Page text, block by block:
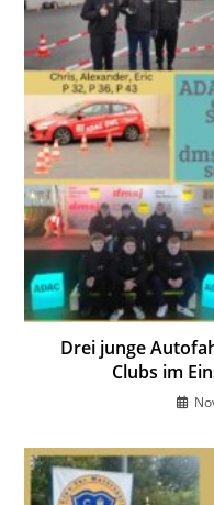
Drei junge
Clubs im